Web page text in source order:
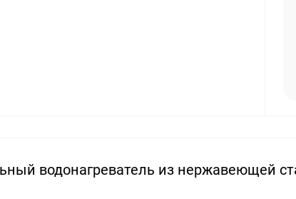
водонагреватель из нержавеющей